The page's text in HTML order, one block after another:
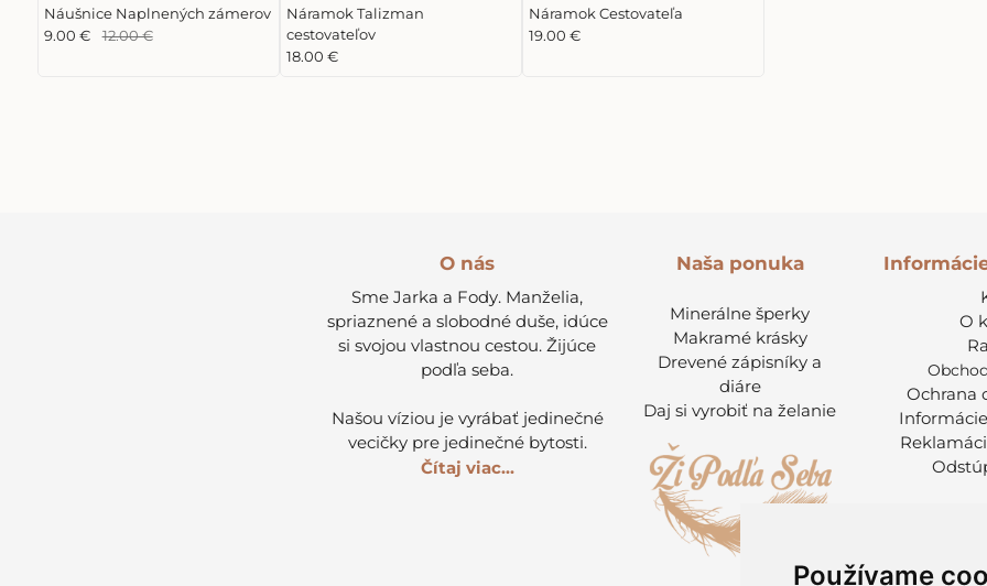
Používame
Náušnice Naplnených zámerov
9.00 € 12.00 €
Náramok Talizman
cestovateľov
18.00 €
Náramok Cestovateľa
19.00 €
O nás
Sme Jarka a Fody. Manželia,
spriaznené a slobodné duše, idúce
si svojou vlastnou cestou. Žijúce
podľa seba.
Našou víziou je vyrábať jedinečné
vecičky pre jedinečné bytosti.
Čítaj viac...
Naša ponuka
Minerálne šperky
Makramé krásky
Drevené zápisníky a
diáre
Daj si vyrobiť na želanie
O
Ochrana